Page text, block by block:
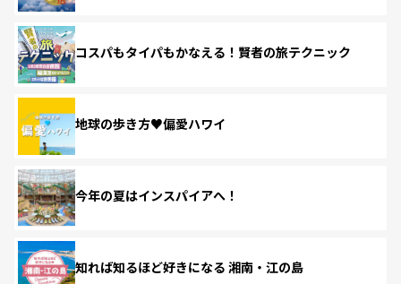
コスパもタイパもかなえる！賢者の旅テクニック
地球の歩き方♥偏愛ハワイ
今年の夏はインスパイアへ！
知れば知るほど好きになる 湘南・江の島